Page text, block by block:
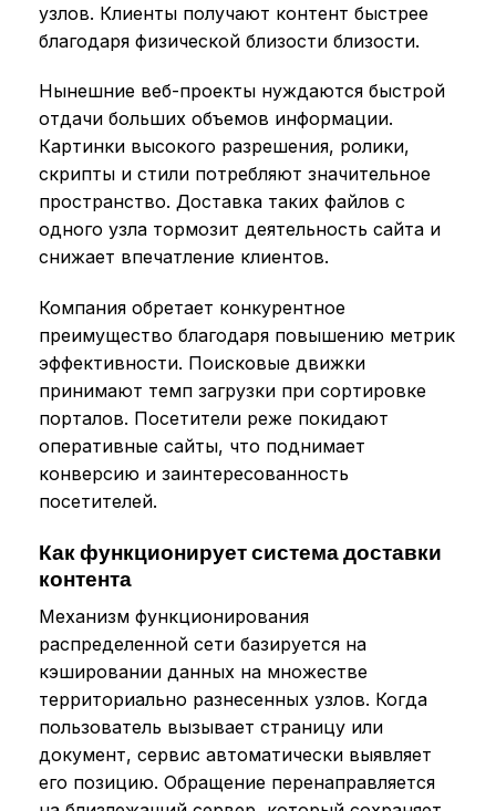
узлов. Клиенты получают контент быстрее
благодаря физической близости близости.
Нынешние веб-проекты нуждаются быстрой
отдачи больших объемов информации.
Картинки высокого разрешения, ролики,
скрипты и стили потребляют значительное
пространство. Доставка таких файлов с
одного узла тормозит деятельность сайта и
снижает впечатление клиентов.
Компания обретает конкурентное
преимущество благодаря повышению метрик
эффективности. Поисковые движки
принимают темп загрузки при сортировке
порталов. Посетители реже покидают
оперативные сайты, что поднимает
конверсию и заинтересованность
посетителей.
Как функционирует система доставки
контента
Механизм функционирования
распределенной сети базируется на
кэшировании данных на множестве
территориально разнесенных узлов. Когда
пользователь вызывает страницу или
документ, сервис автоматически выявляет
его позицию. Обращение перенаправляется